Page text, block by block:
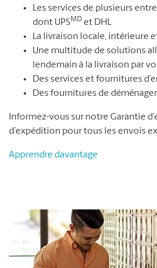
Les services de plusieurs
dont UPSMD et DHL
La livraison locale, intérieure
Une multitude de solutions
lendemain à la livraison par
Des services et fournitures
Des fournitures de
Informez-vous sur notre Garantie
d’expédition pour tous les envois
Apprendre davantage